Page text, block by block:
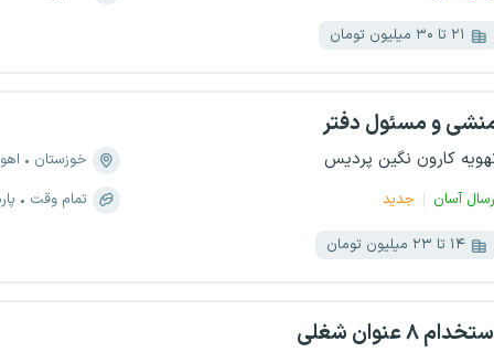
۲۱ تا ۳۰ میلیون تومان
و مسئول دفتر
کارون نگین پردیس
آسان جدید
خوزستان
تمام وقت
۱۴ تا ۲۳ میلیون تومان
۸ عنوان شغلی